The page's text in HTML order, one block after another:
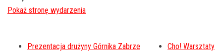
Prezentacja drużyny Górnika Zabrze Cho! Warsztaty